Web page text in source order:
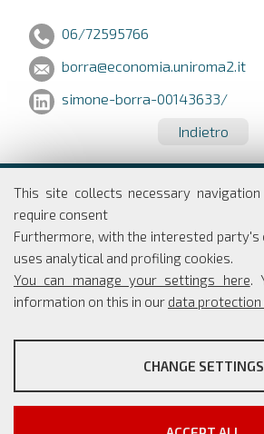
This site collects necessary
require consent
Furthermore, with the interested party's
uses analytical and profiling cookies.
You can manage your settings here.
information on this in our data
PROFILING COOKIES
CHANGE SETTINGS
06/72595766
borra@economia.uniroma2.it
simone-borra-00143633/
Indietro
Università degli studi di
Via Columbia, 2
00133 Roma
Segreteria: Simona
Phone: +39 06 7259
info@master-
segreteria@master-